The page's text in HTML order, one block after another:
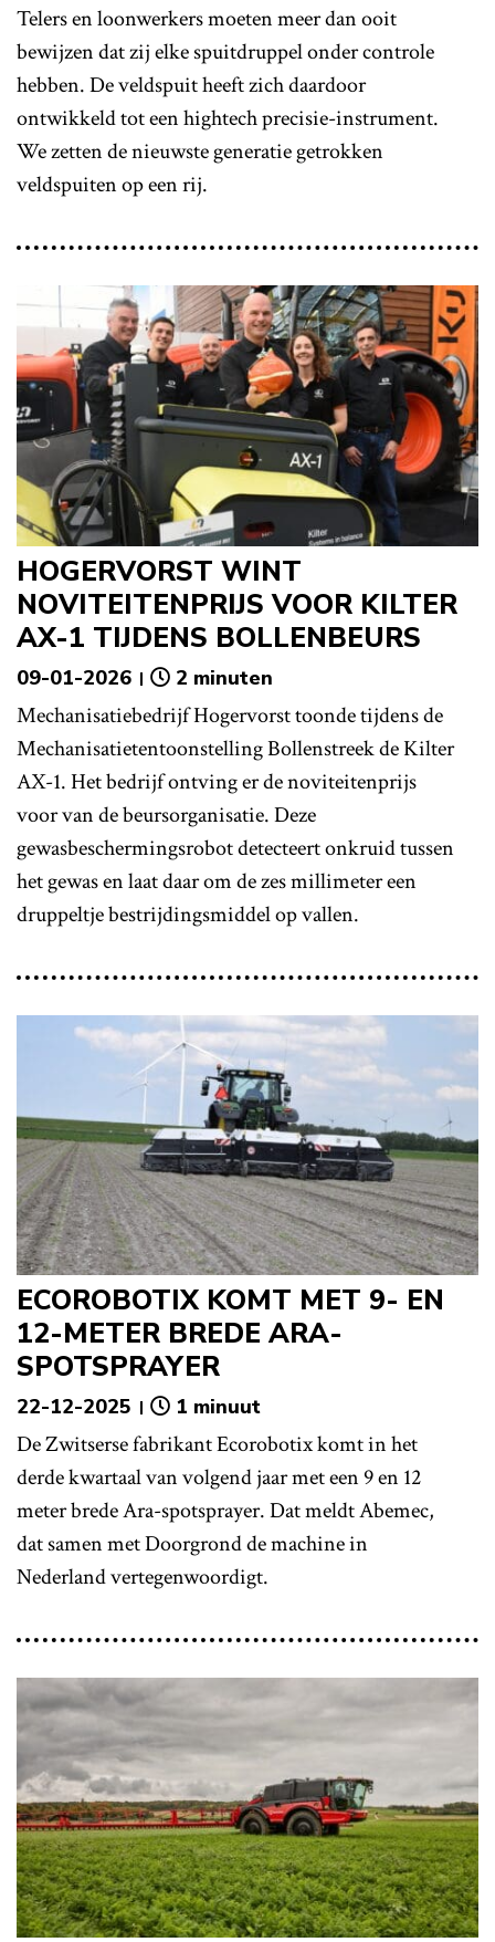
Telers en loonwerkers moeten meer dan ooit
bewijzen dat zij elke spuitdruppel onder controle
hebben. De veldspuit heeft zich daardoor
ontwikkeld tot een hightech precisie-instrument.
We zetten de nieuwste generatie getrokken
veldspuiten op een rij.
HOGERVORST WINT
NOVITEITENPRIJS VOOR KILTER
AX-1 TIJDENS BOLLENBEURS
09-01-2026 2 minuten
Mechanisatiebedrijf Hogervorst toonde tijdens de
Mechanisatietentoonstelling Bollenstreek de Kilter
AX-1. Het bedrijf ontving er de noviteitenprijs
voor van de beursorganisatie. Deze
gewasbeschermingsrobot detecteert onkruid tussen
het gewas en laat daar om de zes millimeter een
druppeltje bestrijdingsmiddel op vallen.
ECOROBOTIX KOMT MET 9- EN
12-METER BREDE ARA-
SPOTSPRAYER
22-12-2025 1 minuut
De Zwitserse fabrikant Ecorobotix komt in het
derde kwartaal van volgend jaar met een 9 en 12
meter brede Ara-spotsprayer. Dat meldt Abemec,
dat samen met Doorgrond de machine in
Nederland vertegenwoordigt.